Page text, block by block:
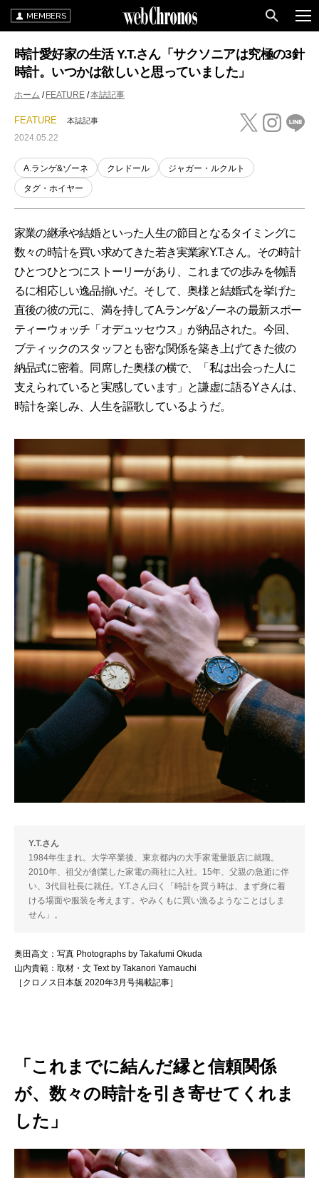
MEMBERS
時計愛好家の生活 Y.T.さん「サクソニアは究極の3針
時計。いつかは欲しいと思っていました」
ホーム FEATURE 本誌記事
FEATURE 本誌記事
2024.05.22
A.ランゲ&ゾーネ クレドール
ジャガー・ルクルト
タグ・ホイヤー
家業の継承や結婚といった人生の節目となるタイミングに
数々の時計を買い求めてきた若き実業家Y.T.さん。その時計
ひとつひとつにストーリーがあり、これまでの歩みを物語
るに相応しい逸品揃いだ。そして、奥様と結婚式を挙げた
直後の彼の元に、満を持してA.ランゲ&ゾーネの最新スポー
ティーウォッチ「オデュッセウス」が納品された。今回、
ブティックのスタッフとも密な関係を築き上げてきた彼の
納品式に密着。同席した奥様の横で、「私は出会った人に
支えられていると実感しています」と謙虚に語るYさんは、
時計を楽しみ、人生を謳歌しているようだ。
Y.T.さん
1984年生まれ。大学卒業後、東京都内の大手家電量販店に就職。
2010年、祖父が創業した家電の商社に入社。15年、父親の急逝に伴
い、3代目社長に就任。Y.T.さん曰く「時計を買う時は、まず身に着
ける場面や服装を考えます。やみくもに買い漁るようなことはしま
せん」。
奥田高文：写真 Photographs by Takafumi Okuda
山内貴範：取材・文 Text by Takanori Yamauchi
［クロノス日本版 2020年3月号掲載記事］
「これまでに結んだ縁と信頼関係
が、数々の時計を引き寄せてくれま
した」